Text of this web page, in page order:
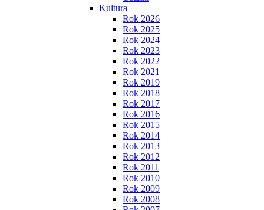
Kultura
Rok 2026
Rok 2025
Rok 2024
Rok 2023
Rok 2022
Rok 2021
Rok 2019
Rok 2018
Rok 2017
Rok 2016
Rok 2015
Rok 2014
Rok 2013
Rok 2012
Rok 2011
Rok 2010
Rok 2009
Rok 2008